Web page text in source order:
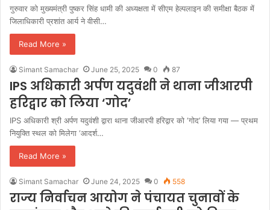
गुरुवार को मुख्यमंत्री पुष्कर सिंह धामी की अध्यक्षता में सीएम हेल्पलाइन की समीक्षा बैठक में
जिलाधिकारी प्रशांत आर्य ने वीसी…
Read More »
Simant Samachar June 25, 2025 0 87
IPS अधिकारी अर्पण यदुवंशी ने थाना जीआरपी
हरिद्वार को लिया ‘गोद’
IPS अधिकारी श्री अर्पण यदुवंशी द्वारा थाना जीआरपी हरिद्वार को ‘गोद’ लिया गया — प्रथम
नियुक्ति स्थल को मिलेगा ‘आदर्श…
Read More »
Simant Samachar June 24, 2025 0 558
राज्य निर्वाचन आयोग ने पंचायत चुनावों के